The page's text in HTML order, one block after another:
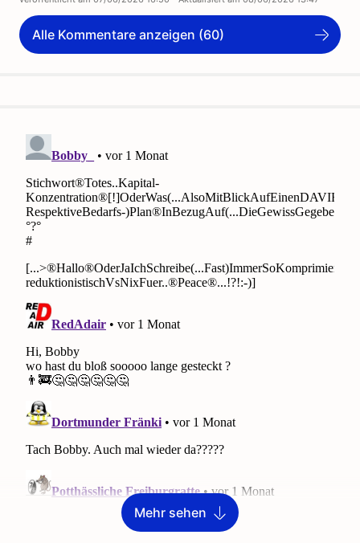
Alle Kommentare anzeigen (60)
Mehr sehen